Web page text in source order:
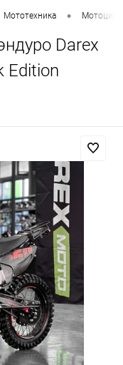
Мототехника •
Darex
Edition